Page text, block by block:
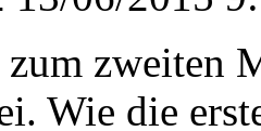
zum zweiten
Wie die